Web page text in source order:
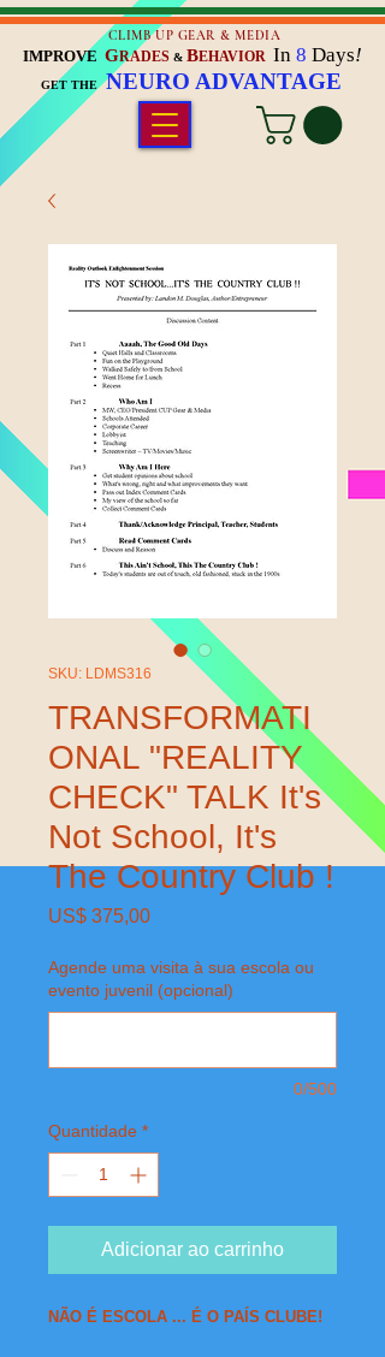
CLIMB UP GEAR & MEDIA
IMPROVE GRADES & BEHAVIOR In 8 Days!
GET THE NEURO ADVANTAGE
SKU: LDMS316
TRANSFORMATI
ONAL "REALITY
CHECK" TALK It's
Not School, It's
The Country Club !
US$ 375,00Preço
Agende uma visita à sua escola ou
evento juvenil (opcional)
0/500
Quantidade *
Adicionar ao carrinho
NÃO É ESCOLA ... É O PAÍS CLUBE!